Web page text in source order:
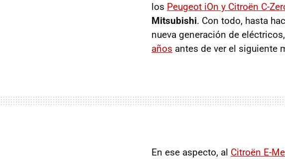
los Peugeot iOn y Citroën C-
Mitsubishi. Con todo, hasta
nueva generación de
años antes de ver el siguiente
En ese aspecto, al Citroën E-